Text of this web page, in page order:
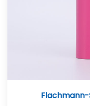
Flachmann-